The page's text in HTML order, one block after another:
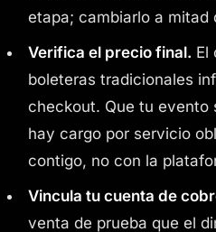
etapa; cambiarlo a
Verifica el precio final. El
boleteras tradicionales
checkout. Que tu evento
hay cargo por servicio
contigo, no con la
Vincula tu cuenta de
venta de prueba que el